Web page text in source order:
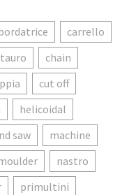
carrello
chain
cut off
helicoidal
saw
machine
nastro
primultini